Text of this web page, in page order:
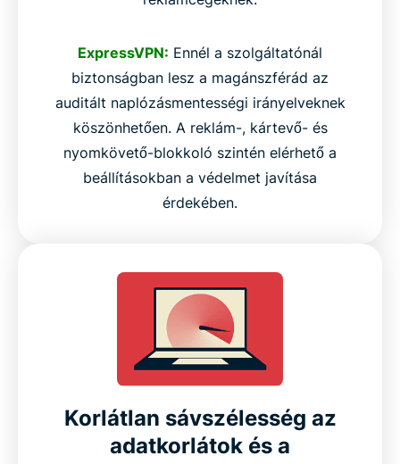
ExpressVPN: Ennél a szolgáltatónál
biztonságban lesz a magánszférád az
auditált naplózásmentességi irányelveknek
köszönhetően. A reklám-, kártevő- és
nyomkövető-blokkoló szintén elérhető a
beállításokban a védelmet javítása
érdekében.
Korlátlan sávszélesség az
adatkorlátok és a